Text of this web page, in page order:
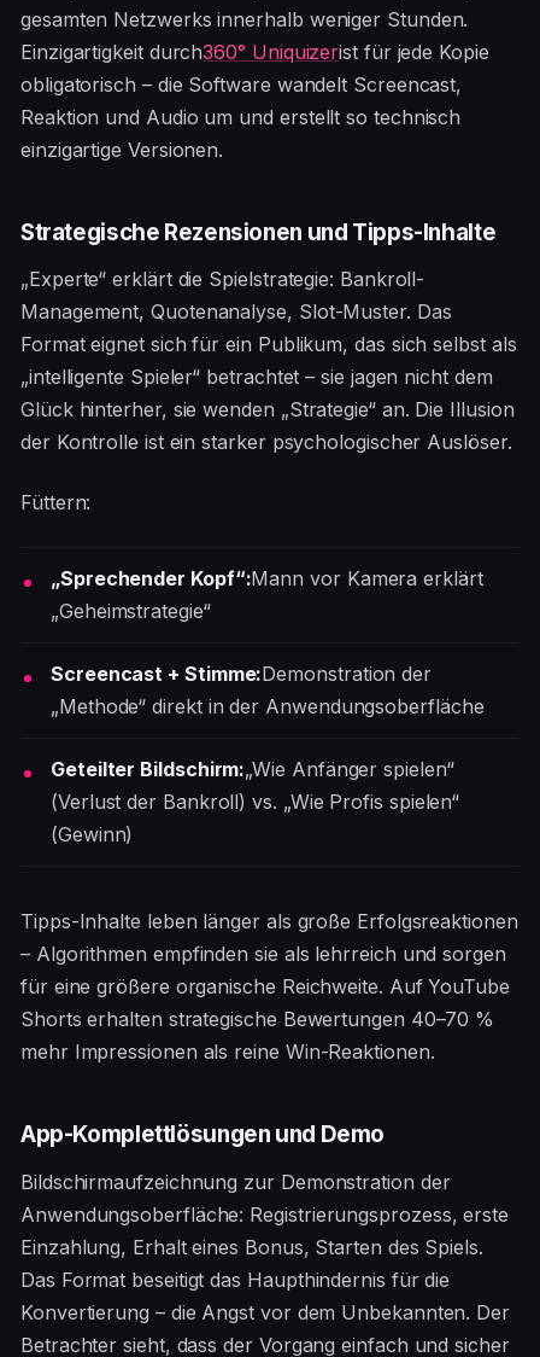
gesamten Netzwerks innerhalb weniger Stunden.
Einzigartigkeit durch360° Uniquizerist für jede Kopie
obligatorisch – die Software wandelt Screencast,
Reaktion und Audio um und erstellt so technisch
einzigartige Versionen.
Strategische Rezensionen und Tipps-Inhalte
„Experte“ erklärt die Spielstrategie: Bankroll-
Management, Quotenanalyse, Slot-Muster. Das
Format eignet sich für ein Publikum, das sich selbst als
„intelligente Spieler“ betrachtet – sie jagen nicht dem
Glück hinterher, sie wenden „Strategie“ an. Die Illusion
der Kontrolle ist ein starker psychologischer Auslöser.
Füttern:
„Sprechender Kopf“:Mann vor Kamera erklärt
„Geheimstrategie“
Screencast + Stimme:Demonstration der
„Methode“ direkt in der Anwendungsoberfläche
Geteilter Bildschirm:„Wie Anfänger spielen“
(Verlust der Bankroll) vs. „Wie Profis spielen“
(Gewinn)
Tipps-Inhalte leben länger als große Erfolgsreaktionen
– Algorithmen empfinden sie als lehrreich und sorgen
für eine größere organische Reichweite. Auf YouTube
Shorts erhalten strategische Bewertungen 40–70 %
mehr Impressionen als reine Win-Reaktionen.
App-Komplettlösungen und Demo
Bildschirmaufzeichnung zur Demonstration der
Anwendungsoberfläche: Registrierungsprozess, erste
Einzahlung, Erhalt eines Bonus, Starten des Spiels.
Das Format beseitigt das Haupthindernis für die
Konvertierung – die Angst vor dem Unbekannten. Der
Betrachter sieht, dass der Vorgang einfach und sicher